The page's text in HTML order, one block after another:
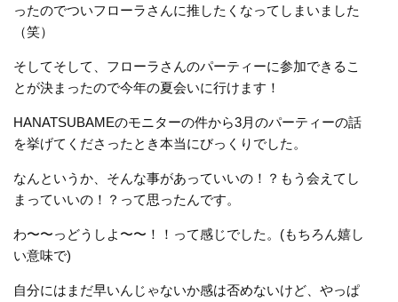
ったのでついフローラさんに推したくなってしまいました
（笑）
そしてそして、フローラさんのパーティーに参加できるこ
とが決まったので今年の夏会いに行けます！
HANATSUBAMEのモニターの件から3月のパーティーの話
を挙げてくださったとき本当にびっくりでした。
なんというか、そんな事があっていいの！？もう会えてし
まっていいの！？って思ったんです。
わ〜〜っどうしよ〜〜！！って感じでした。(もちろん嬉し
い意味で)
自分にはまだ早いんじゃないか感は否めないけど、やっぱ